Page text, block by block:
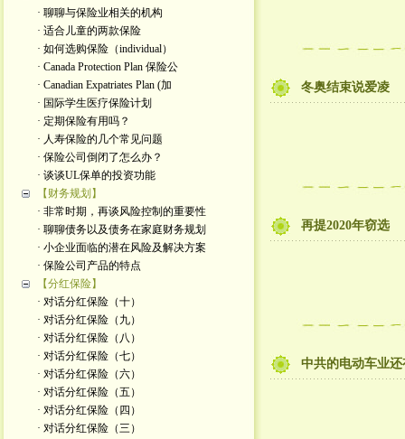
· 聊聊与保险业相关的机构
· 适合儿童的两款保险
· 如何选购保险（individual）
· Canada Protection Plan 保险公
· Canadian Expatriates Plan (加
· 国际学生医疗保险计划
· 定期保险有用吗？
· 人寿保险的几个常见问题
· 保险公司倒闭了怎么办？
· 谈谈UL保单的投资功能
【财务规划】
· 非常时期，再谈风险控制的重要性
· 聊聊债务以及债务在家庭财务规划
· 小企业面临的潜在风险及解决方案
· 保险公司产品的特点
【分红保险】
· 对话分红保险（十）
· 对话分红保险（九）
· 对话分红保险（八）
· 对话分红保险（七）
· 对话分红保险（六）
· 对话分红保险（五）
· 对话分红保险（四）
· 对话分红保险（三）
冬奥结束说爱凌
再提2020年窃选
中共的电动车业